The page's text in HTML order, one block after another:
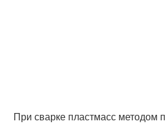
При сварке пластмасс методом